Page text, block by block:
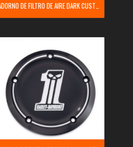
ADORNO DE FILTRO DE AIRE DARK CUSTOM